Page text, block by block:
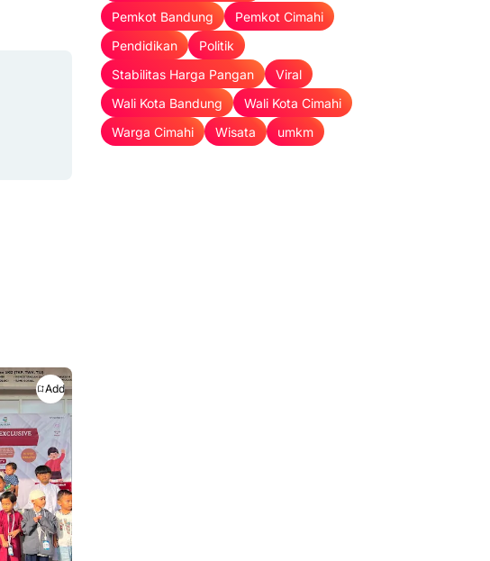
Add
Pemkot Bandung
Pemkot Cimahi
Pendidikan
Politik
Stabilitas Harga Pangan
Viral
Wali Kota Bandung
Wali Kota Cimahi
Warga Cimahi
Wisata umkm